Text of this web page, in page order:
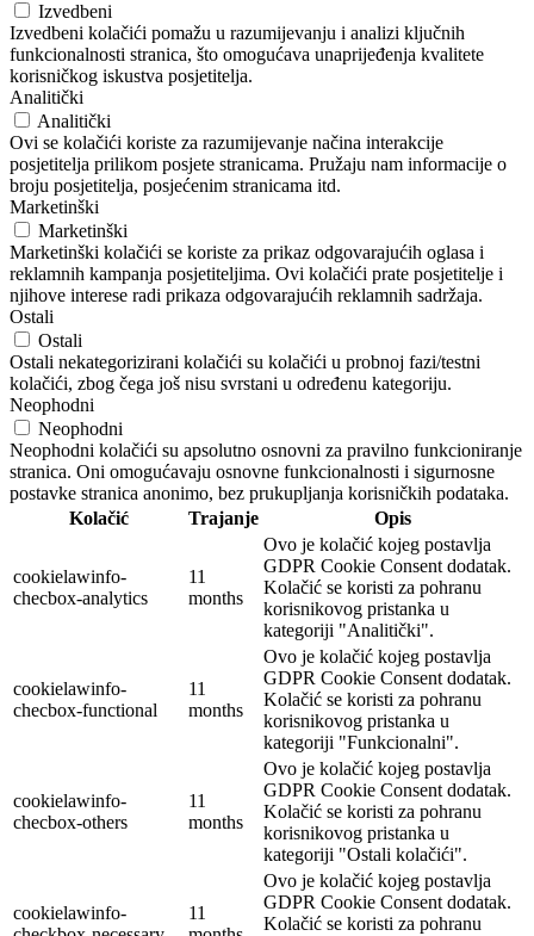
Izvedbeni
Izvedbeni kolačići pomažu u razumijevanju i analizi ključnih
funkcionalnosti stranica, što omogućava unaprijeđenja kvalitete
korisničkog iskustva posjetitelja.
Analitički
Analitički
Ovi se kolačići koriste za razumijevanje načina interakcije
posjetitelja prilikom posjete stranicama. Pružaju nam informacije o
broju posjetitelja, posjećenim stranicama itd.
Marketinški
Marketinški
Marketinški kolačići se koriste za prikaz odgovarajućih oglasa i
reklamnih kampanja posjetiteljima. Ovi kolačići prate posjetitelje i
njihove interese radi prikaza odgovarajućih reklamnih sadržaja.
Ostali
Ostali
Ostali nekategorizirani kolačići su kolačići u probnoj fazi/testni
kolačići, zbog čega još nisu svrstani u određenu kategoriju.
Neophodni
Neophodni
Neophodni kolačići su apsolutno osnovni za pravilno funkcioniranje
stranica. Oni omogućavaju osnovne funkcionalnosti i sigurnosne
postavke stranica anonimo, bez prukupljanja korisničkih podataka.
Kolačić
Trajanje Opis
cookielawinfo-
checbox-analytics
11
months
Ovo je kolačić kojeg postavlja
GDPR Cookie Consent dodatak.
Kolačić se koristi za pohranu
korisnikovog pristanka u
kategoriji "Analitički".
cookielawinfo-
checbox-functional
11
months
Ovo je kolačić kojeg postavlja
GDPR Cookie Consent dodatak.
Kolačić se koristi za pohranu
korisnikovog pristanka u
kategoriji "Funkcionalni".
cookielawinfo-
checbox-others
11
months
Ovo je kolačić kojeg postavlja
GDPR Cookie Consent dodatak.
Kolačić se koristi za pohranu
korisnikovog pristanka u
kategoriji "Ostali kolačići".
cookielawinfo-
11
Ovo je kolačić kojeg postavlja
GDPR Cookie Consent dodatak.
Kolačić se koristi za pohranu